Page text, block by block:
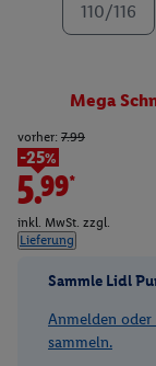
110/116
Mega
vorher: 7.99
-25%
5.99*
inkl. MwSt. zzgl.
Lieferung
Sammle Lidl
Anmelden
sammeln.